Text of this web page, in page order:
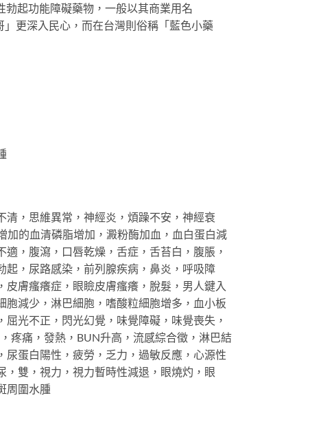
勃起功能障礙藥物，一般以其商業用名
更深入民心，而在台灣則俗稱「藍色小藥
，思維異常，神經炎，煩躁不安，神經衰
加的血清磷脂增加，澱粉酶加血，血白蛋白減
，腹瀉，口唇乾燥，舌症，舌苔白，腹脹，
，尿路感染，前列腺疾病，鼻炎，呼吸障
膚瘙癢症，眼瞼皮膚瘙癢，脫髮，男人鍵入
減少，淋巴細胞，嗜酸粒細胞增多，血小板
光不正，閃光幻覺，味覺障礙，味覺喪失，
疼痛，發熱，BUN升高，流感綜合徵，淋巴結
蛋白陽性，疲勞，乏力，過敏反應，心源性
雙，視力，視力暫時性減退，眼燒灼，眼
周圍水腫